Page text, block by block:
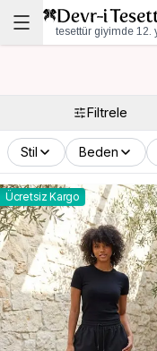
tesettür giyimde 12.
Filtrele
Stil Beden
Ücretsiz Kargo